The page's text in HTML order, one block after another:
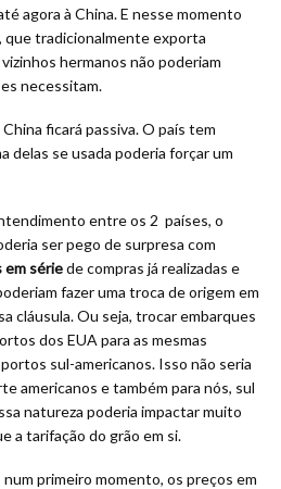
agora à China. E nesse momento
, que tradicionalmente exporta
hermanos não poderiam
necessitam.
ficará passiva. O país tem
delas se usada poderia forçar um
entre os 2 países, o
ser pego de surpresa com
em sériede compras já realizadas e
fazer uma troca de origem em
cláusula. Ou seja, trocar embarques
dos EUA para as mesmas
sul-americanos. Isso não seria
americanos e também para nós, sul
natureza poderia impactar muito
a tarifação do grão em si.
primeiro momento, os preços em